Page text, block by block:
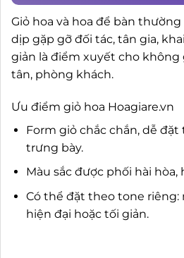
Giỏ hoa và hoa để bàn
dịp gặp gỡ đối tác, tân gia,
giản là điểm xuyết cho không
tân, phòng khách.
Ưu điểm giỏ hoa Hoagiare.vn
Form giỏ chắc chắn, dễ
trưng bày.
Màu sắc được phối hài hòa,
Có thể đặt theo tone riêng:
hiện đại hoặc tối giản.